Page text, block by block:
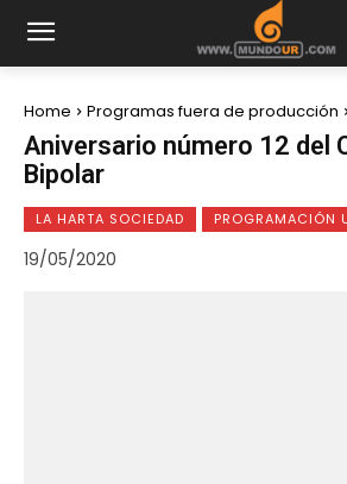
Home Programas fuera de producción
Aniversario número 12 del
Bipolar
LA HARTA SOCIEDAD PROGRAMACIÓN
19/05/2020